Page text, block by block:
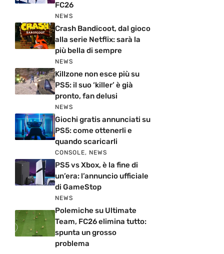
FC26
NEWS
Crash Bandicoot, dal gioco
alla serie Netflix: sarà la
più bella di sempre
NEWS
Killzone non esce più su
PS5: il suo ‘killer’ è già
pronto, fan delusi
NEWS
Giochi gratis annunciati su
PS5: come ottenerli e
quando scaricarli
CONSOLE, NEWS
PS5 vs Xbox, è la fine di
un’era: l’annuncio ufficiale
di GameStop
NEWS
Polemiche su Ultimate
Team, FC26 elimina tutto:
spunta un grosso
problema